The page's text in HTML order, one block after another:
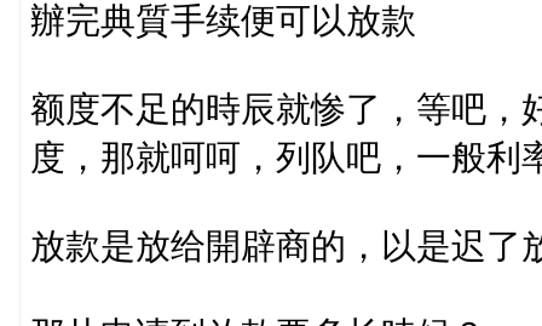
辦完典質手续便可以放款
额度不足的時辰就惨了，等吧，
度，那就呵呵，列队吧，一般利
放款是放给開辟商的，以是迟了